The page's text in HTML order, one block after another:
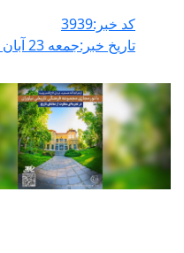
کد خبر:3939
تاریخ خبر:جمعه 23 آبان 1404 - 12:25